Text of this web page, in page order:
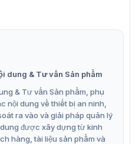
CEIA THS/PLV21 series
và ứng dụng cho giải pháp
trong sản phẩm. CEIA
đẩy công nghiệp để loại bỏ
kim loại. Đây là sản phẩm
xuất khép kín của các
ra, model CEIA THS/PLV21
năng ưu việt như:
dung & Tư vấn Sản phẩm
& Tư vấn Sản phẩm, phụ
nội dung về thiết bị an ninh,
ra vào và giải pháp quản lý
được xây dựng từ kinh
hàng, tài liệu sản phẩm và